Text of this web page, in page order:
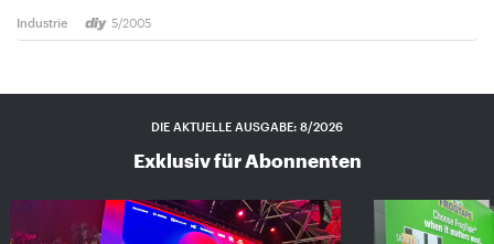
Industrie 5/2005
DIE AKTUELLE AUSGABE: 8/2026
Exklusiv für Abonnenten